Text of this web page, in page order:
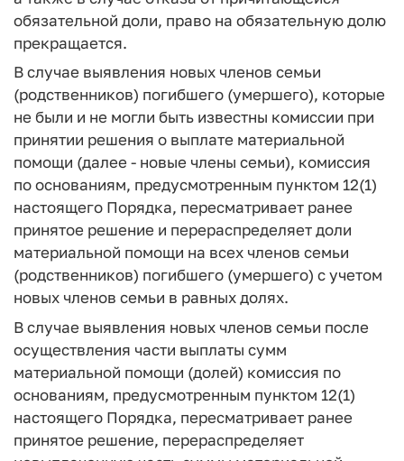
обязательной доли, право на обязательную долю
прекращается.
В случае выявления новых членов семьи
(родственников) погибшего (умершего), которые
не были и не могли быть известны комиссии при
принятии решения о выплате материальной
помощи (далее - новые члены семьи), комиссия
по основаниям, предусмотренным пунктом 12(1)
настоящего Порядка, пересматривает ранее
принятое решение и перераспределяет доли
материальной помощи на всех членов семьи
(родственников) погибшего (умершего) с учетом
новых членов семьи в равных долях.
В случае выявления новых членов семьи после
осуществления части выплаты сумм
материальной помощи (долей) комиссия по
основаниям, предусмотренным пунктом 12(1)
настоящего Порядка, пересматривает ранее
принятое решение, перераспределяет